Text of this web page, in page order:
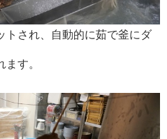
トされ、自動的に茹で釜にダ
す。